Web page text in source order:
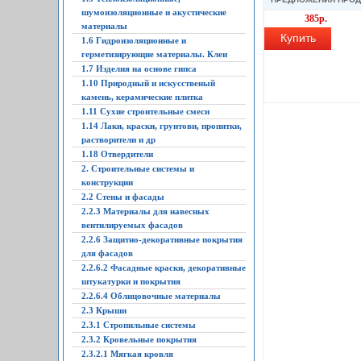
шумоизоляционные и акустические
материалы
1.6 Гидроизоляционные и
герметизирующие материалы. Клеи
1.7 Изделия на основе гипса
1.10 Природный и искусственый
камень, керамические плитка
1.11 Сухие строительные смеси
1.14 Лаки, краски, грунтови, пропитки,
растворители и др
1.18 Отвердители
2. Строительные системы и
конструкции
2.2 Стены и фасады
2.2.3 Материалы для навесных
вентилируемых фасадов
2.2.6 Защитно-декоративные покрытия
для фасадов
2.2.6.2 Фасадные краски, декоративные
штукатурки и покрытия
2.2.6.4 Облицовочные материалы
2.3 Крыши
2.3.1 Стропильные системы
2.3.2 Кровельные покрытия
2.3.2.1 Мягкая кровля
385р.
Купить